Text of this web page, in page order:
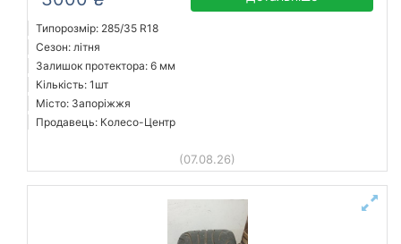
Типорозмір: 285/35 R18
Сезон: літня
Залишок протектора: 6 мм
Кількість: 1шт
Місто: Запоріжжя
Продавець: Колесо-Центр
(07.08.26)